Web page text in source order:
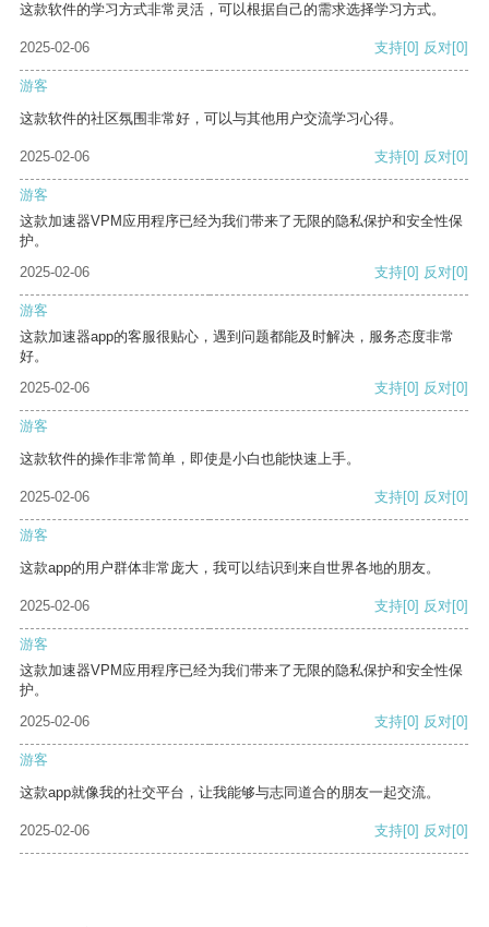
这款软件的学习方式非常灵活，可以根据自己的需求选择学习方式。
2025-02-06 支持[0] 反对[0]
游客
这款软件的社区氛围非常好，可以与其他用户交流学习心得。
2025-02-06 支持[0] 反对[0]
游客
这款加速器VPM应用程序已经为我们带来了无限的隐私保护和安全性保
护。
2025-02-06
支持[0] 反对[0]
游客
这款加速器app的客服很贴心，遇到问题都能及时解决，服务态度非常
好。
2025-02-06
支持[0] 反对[0]
游客
这款软件的操作非常简单，即使是小白也能快速上手。
2025-02-06 支持[0] 反对[0]
游客
这款app的用户群体非常庞大，我可以结识到来自世界各地的朋友。
2025-02-06 支持[0] 反对[0]
游客
这款加速器VPM应用程序已经为我们带来了无限的隐私保护和安全性保
护。
2025-02-06
支持[0] 反对[0]
游客
这款app就像我的社交平台，让我能够与志同道合的朋友一起交流。
2025-02-06 支持[0] 反对[0]